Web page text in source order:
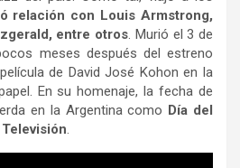
relación con Louis Armstrong,
entre otros. Murió el 3 de
meses después del estreno
de David José Kohon en la
En su homenaje, la fecha de
en la Argentina como Día del
.